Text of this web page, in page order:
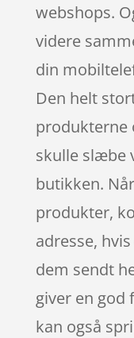
webshops.
videre
din
Den helt
produkterne
skulle slæbe
butikken.
produkter,
adresse,
dem sendt
giver en god
kan også